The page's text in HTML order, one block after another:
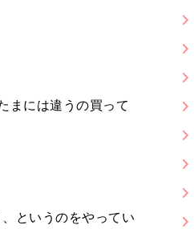
まには違うの買って
というのをやってい